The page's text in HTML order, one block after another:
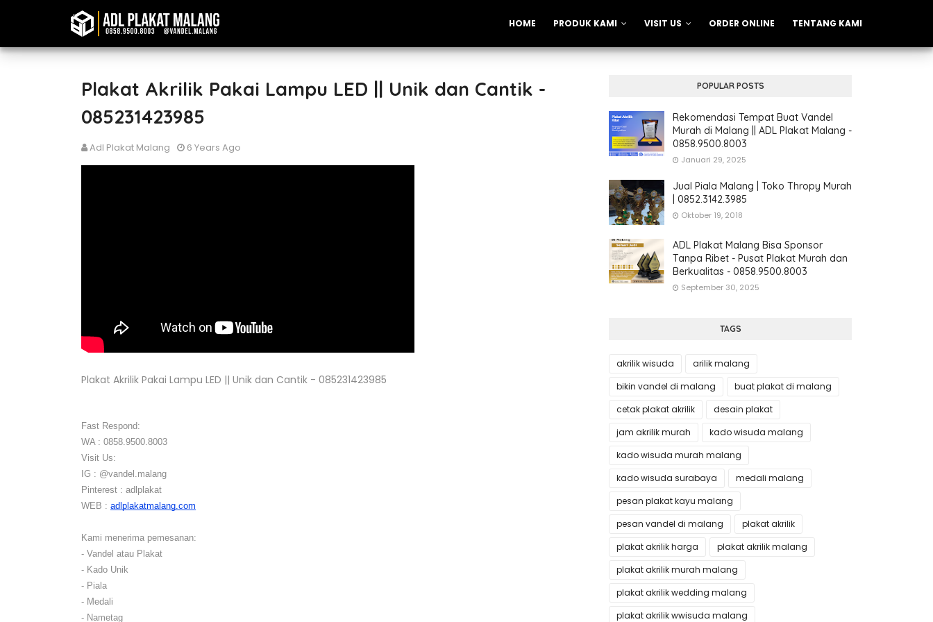
HOME PRODUK KAMI VISIT US ORDER ONLINE TENTANG KAMI
Plakat Akrilik Pakai Lampu LED || Unik dan Cantik -
085231423985
Adl Plakat Malang 6 Years Ago
Plakat Akrilik Pakai Lampu LED || Unik dan Cantik - 085231423985
Fast Respond:
WA : 0858.9500.8003
Visit Us:
IG : @vandel.malang
Pinterest : adlplakat
WEB : adlplakatmalang.com
Kami menerima pemesanan:
- Vandel atau Plakat
- Kado Unik
- Piala
- Medali
- Nametag
POPULAR POSTS
Rekomendasi Tempat Buat Vandel
Murah di Malang || ADL Plakat Malang -
0858.9500.8003
Januari 29, 2025
Jual Piala Malang | Toko Thropy Murah
| 0852.3142.3985
Oktober 19, 2018
ADL Plakat Malang Bisa Sponsor
Tanpa Ribet - Pusat Plakat Murah dan
Berkualitas - 0858.9500.8003
September 30, 2025
TAGS
akrilik wisuda
arilik malang
bikin vandel di malang
buat plakat di malang
cetak plakat akrilik
desain plakat
jam akrilik murah
kado wisuda malang
kado wisuda murah malang
kado wisuda surabaya
medali malang
pesan plakat kayu malang
pesan vandel di malang
plakat akrilik
plakat akrilik harga
plakat akrilik malang
plakat akrilik murah malang
plakat akrilik wedding malang
plakat akrilik wwisuda malang